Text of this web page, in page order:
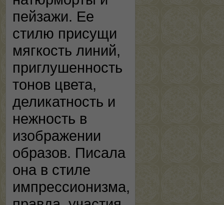
пейзажи. Ее
стилю присущи
мягкость линий,
приглушенность
тонов цвета,
деликатность и
нежность в
изображении
образов. Писала
она в стиле
импрессионизма,